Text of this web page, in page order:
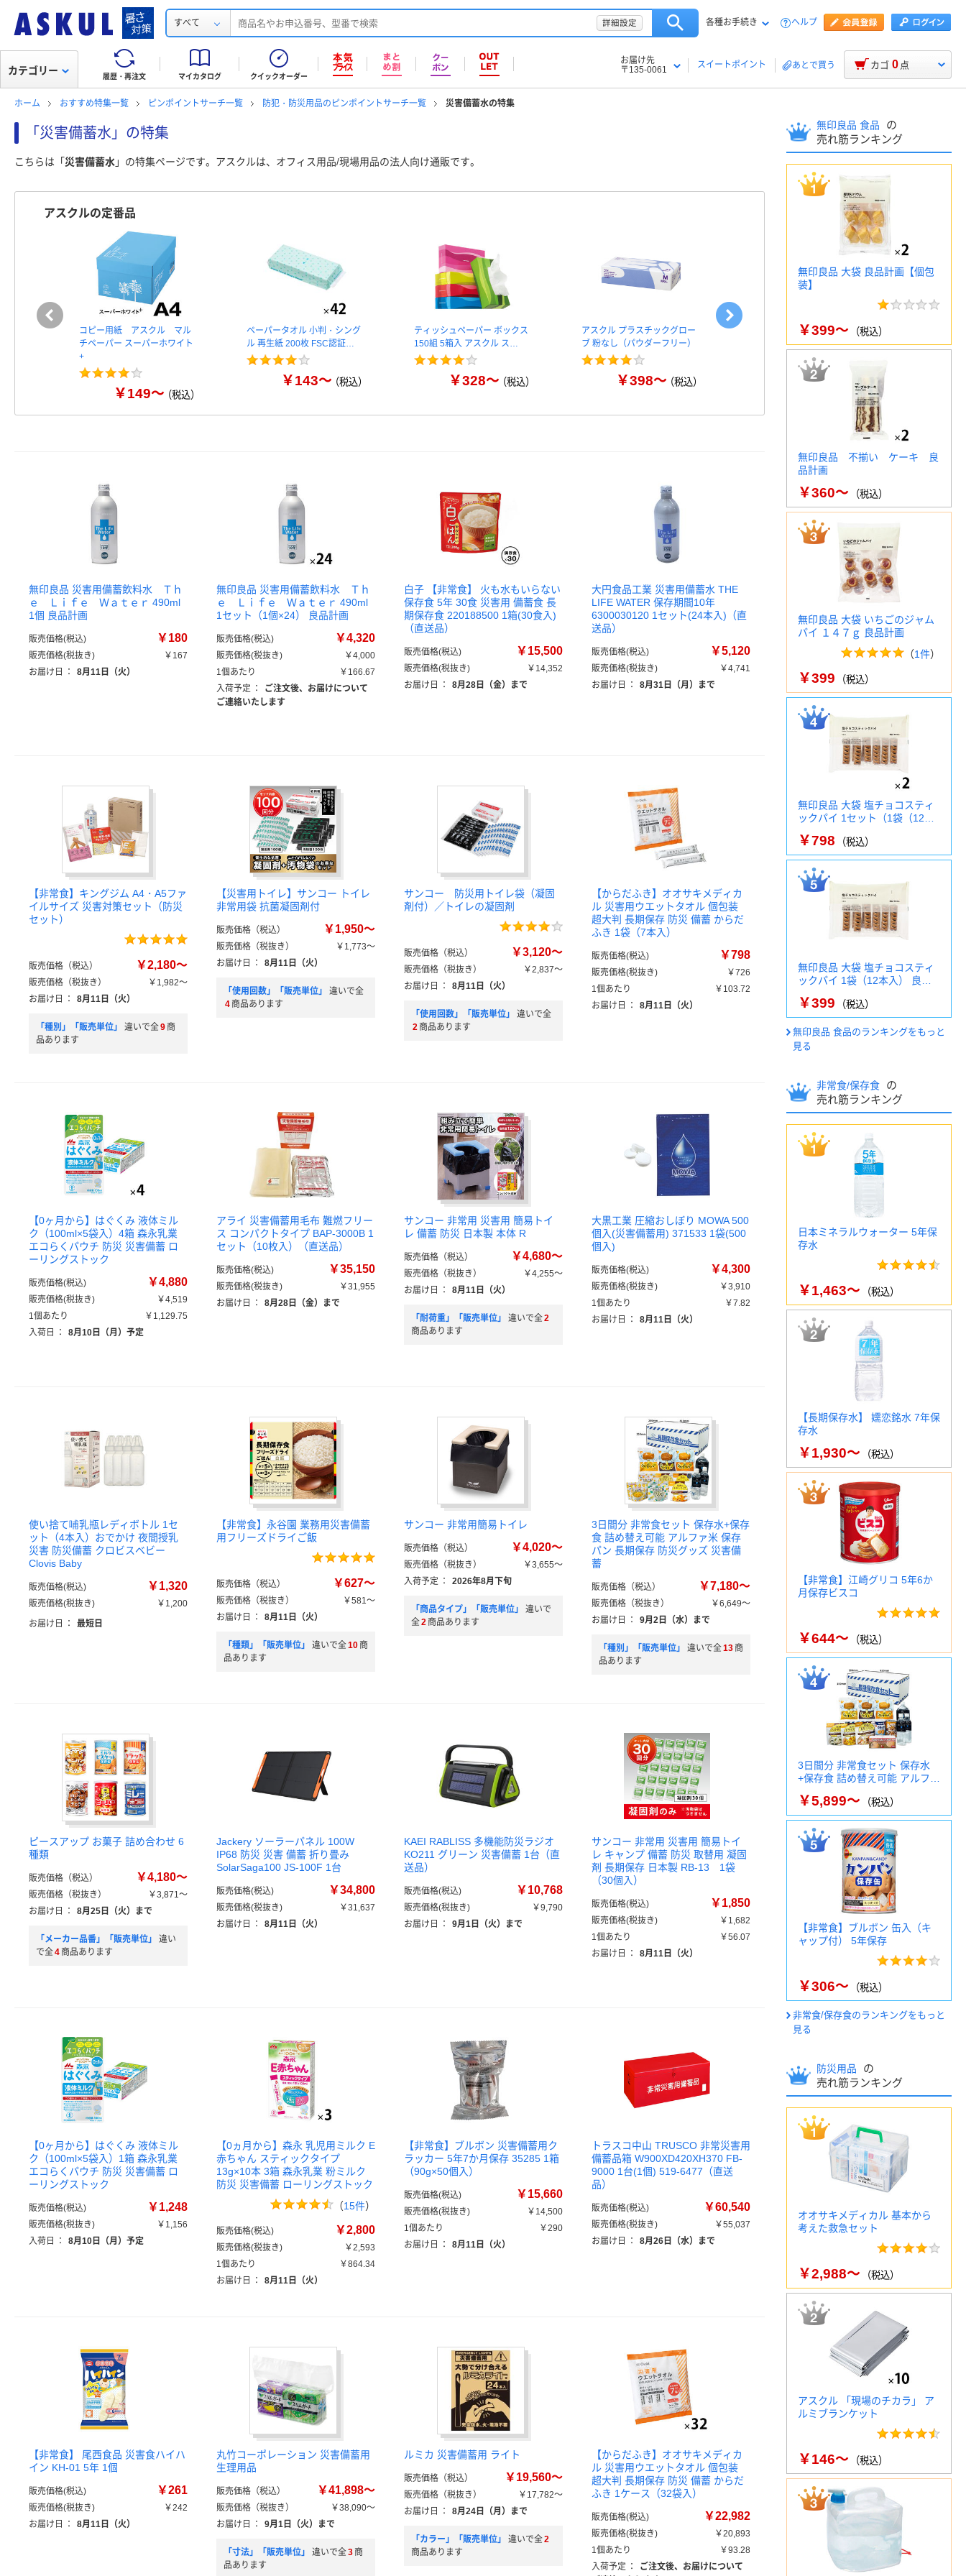
すべて 詳細設定 各種お手続き ヘルプ
履歴・再注文 マイカタログ クイックオーダー
お届け先
〒135-0061
スイートポイント あとで買う
カテゴリー カゴ 0 点
ホーム おすすめ特集一覧 ピンポイントサーチ一覧 防犯・防災用品のピンポイントサーチ一覧 災害備蓄水の特集
「災害備蓄水」の特集
こちらは「 災害備蓄水 」の特集ページです。アスクルは、オフィス用品/現場用品の法人向け通販です。
アスクルの定番品
コピー用紙 アスクル マル
チペーパー スーパーホワイト
+
￥149～（税込）
ペーパータオル 小判・シング
ル 再生紙 200枚 FSC認証…
￥143～（税込）
ティッシュペーパー ボックス
150組 5箱入 アスクル ス…
￥328～（税込）
アスクル プラスチックグロー
ブ 粉なし（パウダーフリー）
￥398～（税込）
コピー用紙 マルチペーパ
ー スーパーエコノミー+
￥149～ （税込）
スタンダー
無印良品 災害用備蓄飲料水 Ｔｈ
ｅ Ｌｉｆｅ Ｗａｔｅｒ 490ml
1個 良品計画
販売価格(税込) ￥180
販売価格(税抜き)
￥167
お届け日
： 8月11日（火）
無印良品 災害用備蓄飲料水 Ｔｈ
ｅ Ｌｉｆｅ Ｗａｔｅｒ 490ml
1セット（1個×24） 良品計画
販売価格(税込) ￥4,320
販売価格(税抜き)
￥4,000
1個あたり
￥166.67
入荷予定 ：
ご注文後、お届けについて
ご連絡いたします
白子 【非常食】 火も水もいらない
保存食 5年 30食 災害用 備蓄食 長
期保存食 220188500 1箱(30食入)
（直送品）
販売価格(税込) ￥15,500
販売価格(税抜き)
￥14,352
お届け日
： 8月28日（金）まで
大円食品工業 災害用備蓄水 THE
LIFE WATER 保存期間10年
6300030120 1セット(24本入)（直
送品）
販売価格(税込) ￥5,120
販売価格(税抜き)
￥4,741
お届け日
： 8月31日（月）まで
【非常食】キングジム A4・A5ファ
イルサイズ 災害対策セット（防災
セット）
販売価格（税込） ￥2,180～
販売価格（税抜き）
￥1,982～
お届け日
： 8月11日（火）
「種別」「販売単位」 違いで全9 商
品あります
【災害用トイレ】サンコー トイレ
非常用袋 抗菌凝固剤付
販売価格（税込） ￥1,950～
販売価格（税抜き）
￥1,773～
お届け日
： 8月11日（火）
「使用回数」「販売単位」
違いで全
4 商品あります
サンコー 防災用トイレ袋（凝固
剤付）／トイレの凝固剤
販売価格（税込） ￥3,120～
販売価格（税抜き）
￥2,837～
お届け日
： 8月11日（火）
「使用回数」「販売単位」
違いで全
2 商品あります
【からだふき】オオサキメディカ
ル 災害用ウエットタオル 個包装
超大判 長期保存 防災 備蓄 からだ
ふき 1袋（7本入）
販売価格(税込) ￥798
販売価格(税抜き)
￥726
1個あたり
￥103.72
お届け日
： 8月11日（火）
【0ヶ月から】はぐくみ 液体ミル
ク（100ml×5袋入）4箱 森永乳業
エコらくパウチ 防災 災害備蓄 ロ
ーリングストック
販売価格(税込) ￥4,880
販売価格(税抜き)
￥4,519
1個あたり
￥1,129.75
入荷日
： 8月10日（月）予定
アライ 災害備蓄用毛布 難燃フリー
ス コンパクトタイプ BAP-3000B 1
セット（10枚入）（直送品）
販売価格(税込) ￥35,150
販売価格(税抜き)
￥31,955
お届け日
： 8月28日（金）まで
サンコー 非常用 災害用 簡易トイ
レ 備蓄 防災 日本製 本体 R
販売価格（税込） ￥4,680～
販売価格（税抜き）
￥4,255～
お届け日
： 8月11日（火）
「耐荷重」「販売単位」 違いで全2
商品あります
大黒工業 圧縮おしぼり MOWA 500
個入(災害備蓄用) 371533 1袋(500
個入)
販売価格(税込) ￥4,300
販売価格(税抜き)
￥3,910
1個あたり
￥7.82
お届け日
： 8月11日（火）
使い捨て哺乳瓶レディボトル 1セ
ット（4本入）おでかけ 夜間授乳
災害 防災備蓄 クロビスベビー
Clovis Baby
販売価格(税込) ￥1,320
販売価格(税抜き)
￥1,200
お届け日
： 最短日
【非常食】永谷園 業務用災害備蓄
用フリーズドライご飯
販売価格（税込） ￥627～
販売価格（税抜き）
￥581～
お届け日
： 8月11日（火）
「種類」「販売単位」 違いで全10 商
品あります
サンコー 非常用簡易トイレ
販売価格（税込） ￥4,020～
販売価格（税抜き）
￥3,655～
入荷予定 ： 2026年8月下旬
「商品タイプ」「販売単位」
違いで
全2 商品あります
3日間分 非常食セット 保存水+保存
食 詰め替え可能 アルファ米 保存
パン 長期保存 防災グッズ 災害備
蓄
販売価格（税込） ￥7,180～
販売価格（税抜き）
￥6,649～
お届け日
： 9月2日（水）まで
「種別」「販売単位」 違いで全13 商
品あります
ピースアップ お菓子 詰め合わせ 6
種類
販売価格（税込） ￥4,180～
販売価格（税抜き）
￥3,871～
お届け日
： 8月25日（火）まで
「メーカー品番」「販売単位」
違い
で全4 商品あります
Jackery ソーラーパネル 100W
IP68 防災 災害 備蓄 折り畳み
SolarSaga100 JS-100F 1台
販売価格(税込) ￥34,800
販売価格(税抜き)
￥31,637
お届け日
： 8月11日（火）
KAEI RABLISS 多機能防災ラジオ
KO211 グリーン 災害備蓄 1台（直
送品）
販売価格(税込) ￥10,768
販売価格(税抜き)
￥9,790
お届け日
： 9月1日（火）まで
サンコー 非常用 災害用 簡易トイ
レ キャンプ 備蓄 防災 取替用 凝固
剤 長期保存 日本製 RB-13 1袋
（30個入）
販売価格(税込) ￥1,850
販売価格(税抜き)
￥1,682
1個あたり
￥56.07
お届け日
： 8月11日（火）
【0ヶ月から】はぐくみ 液体ミル
ク（100ml×5袋入）1箱 森永乳業
エコらくパウチ 防災 災害備蓄 ロ
ーリングストック
販売価格(税込) ￥1,248
販売価格(税抜き)
￥1,156
入荷日
： 8月10日（月）予定
【0ヵ月から】森永 乳児用ミルク E
赤ちゃん スティックタイプ
13g×10本 3箱 森永乳業 粉ミルク
防災 災害備蓄 ローリングストック
（15件）
販売価格(税込) ￥2,800
販売価格(税抜き)
￥2,593
1個あたり
￥864.34
お届け日
： 8月11日（火）
【非常食】ブルボン 災害備蓄用ク
ラッカー 5年7か月保存 35285 1箱
（90g×50個入）
販売価格(税込) ￥15,660
販売価格(税抜き)
￥14,500
1個あたり
￥290
お届け日
： 8月11日（火）
トラスコ中山 TRUSCO 非常災害用
備蓄品箱 W900XD420XH370 FB-
9000 1台(1個) 519-6477（直送
品）
販売価格(税込) ￥60,540
販売価格(税抜き)
￥55,037
お届け日
： 8月26日（水）まで
【非常食】 尾西食品 災害食ハイハ
イン KH-01 5年 1個
販売価格(税込) ￥261
販売価格(税抜き)
￥242
お届け日
： 8月11日（火）
丸竹コーポレーション 災害備蓄用
生理用品
販売価格（税込） ￥41,898～
販売価格（税抜き）
￥38,090～
お届け日
： 9月1日（火）まで
「寸法」「販売単位」 違いで全3 商
品あります
ルミカ 災害備蓄用 ライト
販売価格（税込） ￥19,560～
販売価格（税抜き）
￥17,782～
お届け日
： 8月24日（月）まで
「カラー」「販売単位」 違いで全2
商品あります
【からだふき】オオサキメディカ
ル 災害用ウエットタオル 個包装
超大判 長期保存 防災 備蓄 からだ
ふき 1ケース（32袋入）
販売価格(税込) ￥22,982
販売価格(税抜き)
￥20,893
1個あたり
￥93.28
入荷予定 ：
ご注文後、お届けについて
無印良品 食品
の
売れ筋ランキング
無印良品 大袋 良品計画【個包
装】
￥399～ （税込）
無印良品 不揃い ケーキ 良
品計画
￥360～ （税込）
無印良品 大袋 いちごのジャム
パイ １４７ｇ 良品計画
（1件）
￥399 （税込）
無印良品 大袋 塩チョコスティ
ックパイ 1セット（1袋（12…
￥798 （税込）
無印良品 大袋 塩チョコスティ
ックパイ 1袋（12本入） 良…
￥399 （税込）
無印良品 食品のランキングをもっと
見る
非常食/保存食
の
売れ筋ランキング
日本ミネラルウォーター 5年保
存水
￥1,463～ （税込）
【長期保存水】 嬬恋銘水 7年保
存水
￥1,930～ （税込）
【非常食】江崎グリコ 5年6か
月保存ビスコ
￥644～ （税込）
3日間分 非常食セット 保存水
+保存食 詰め替え可能 アルフ…
￥5,899～ （税込）
【非常食】ブルボン 缶入（キ
ャップ付） 5年保存
￥306～ （税込）
非常食/保存食のランキングをもっと
見る
防災用品
の
売れ筋ランキング
オオサキメディカル 基本から
考えた救急セット
￥2,988～ （税込）
アスクル 「現場のチカラ」 ア
ルミブランケット
￥146～ （税込）